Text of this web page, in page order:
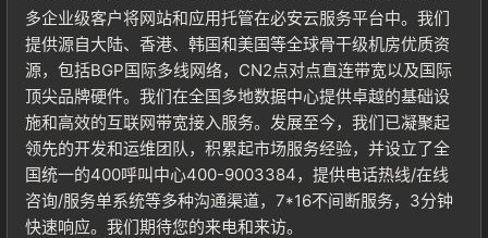
多企业级客户将网站和应用托管在必安云服务平台中。我们
提供源自大陆、香港、韩国和美国等全球骨干级机房优质资
源，包括BGP国际多线网络，CN2点对点直连带宽以及国际
顶尖品牌硬件。我们在全国多地数据中心提供卓越的基础设
施和高效的互联网带宽接入服务。发展至今，我们已凝聚起
领先的开发和运维团队，积累起市场服务经验，并设立了全
国统一的400呼叫中心400-9003384，提供电话热线/在线
咨询/服务单系统等多种沟通渠道，7*16不间断服务，3分钟
快速响应。我们期待您的来电和来访。